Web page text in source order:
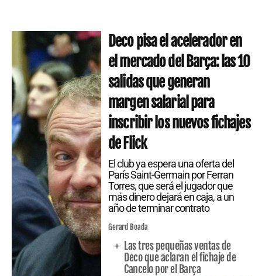
Deco pisa el acelerador en
el mercado del Barça: las 10
salidas que generan
margen salarial para
inscribir los nuevos fichajes
de Flick
El club ya espera una oferta del
París Saint-Germain por Ferran
Torres, que será el jugador que
más dinero dejará en caja, a un
año de terminar contrato
Gerard Boada
Las tres pequeñas ventas de
Deco que aclaran el fichaje de
Cancelo por el Barça